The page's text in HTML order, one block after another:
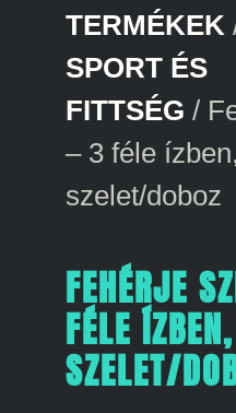
TERMÉKEK
SPORT ÉS
FITTSÉG /
– 3 féle
szelet/doboz
FEHÉRJE
FÉLE
SZELET/